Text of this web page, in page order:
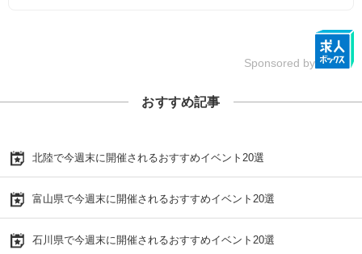
Sponsored by
おすすめ記事
北陸で今週末に開催されるおすすめイベント20選
富山県で今週末に開催されるおすすめイベント20選
石川県で今週末に開催されるおすすめイベント20選